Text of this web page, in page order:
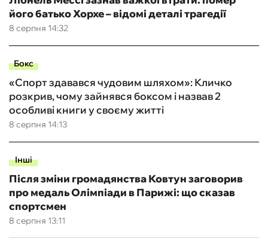
8 серпня 14:32
його батько Хорхе – відомі деталі трагедії
Бокс
8 серпня 14:13
«Спорт здавався чудовим шляхом»: Кличко
розкрив, чому зайнявся боксом і назвав 2
особливі книги у своєму житті
Інші
8 серпня 13:11
Після зміни громадянства Ковтун заговорив
про медаль Олімпіади в Парижі: що сказав
спортсмен